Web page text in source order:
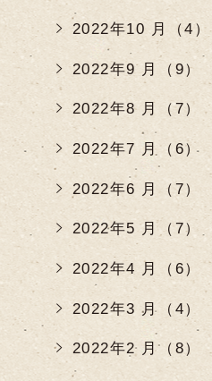
2022年10 月（4）
2022年9 月（9）
2022年8 月（7）
2022年7 月（6）
2022年6 月（7）
2022年5 月（7）
2022年4 月（6）
2022年3 月（4）
2022年2 月（8）